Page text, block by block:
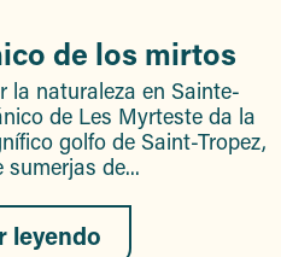
de los mirtos
la naturaleza en Sainte-
de Les Myrteste da la
golfo de Saint-Tropez,
sumerjas de...
leyendo